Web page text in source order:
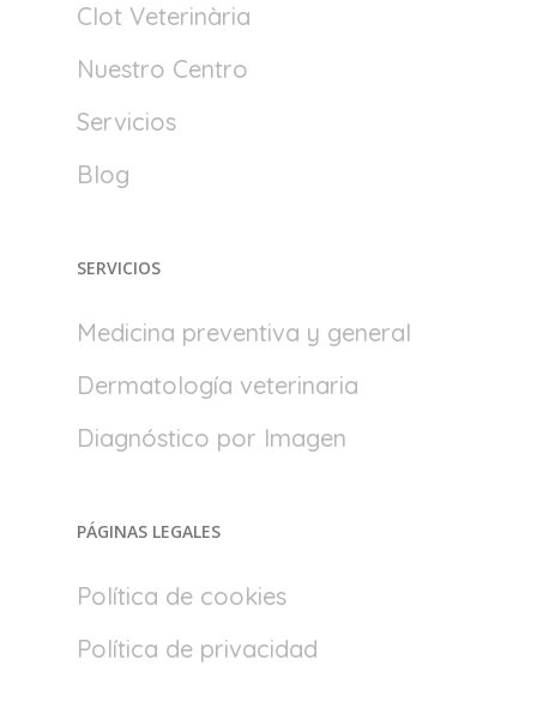
Clot Veterinària
Nuestro Centro
Servicios
Blog
SERVICIOS
Medicina preventiva y general
Dermatología veterinaria
Diagnóstico por Imagen
PÁGINAS LEGALES
Política de cookies
Política de privacidad